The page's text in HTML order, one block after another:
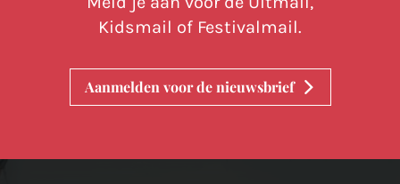
Kidsmail of Festivalmail.
Aanmelden voor de nieuwsbrief